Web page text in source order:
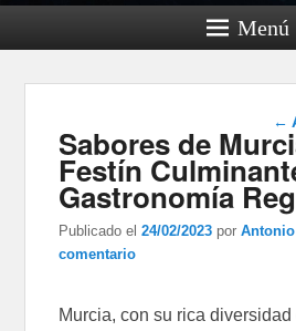
Menú
←
Sabores de
Festín
Gastronomía
Publicado el 24/02/2023 porAntonio
comentario
Murcia, con su rica